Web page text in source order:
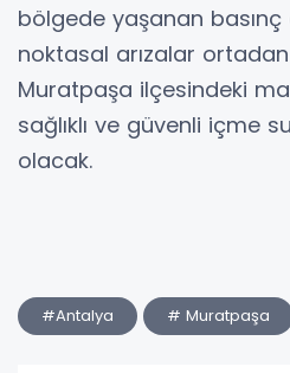
bölgede yaşanan
noktasal arızalar ortadan
Muratpaşa ilçesindeki
sağlıklı ve güvenli içme
olacak.
#Antalya # Muratpaşa